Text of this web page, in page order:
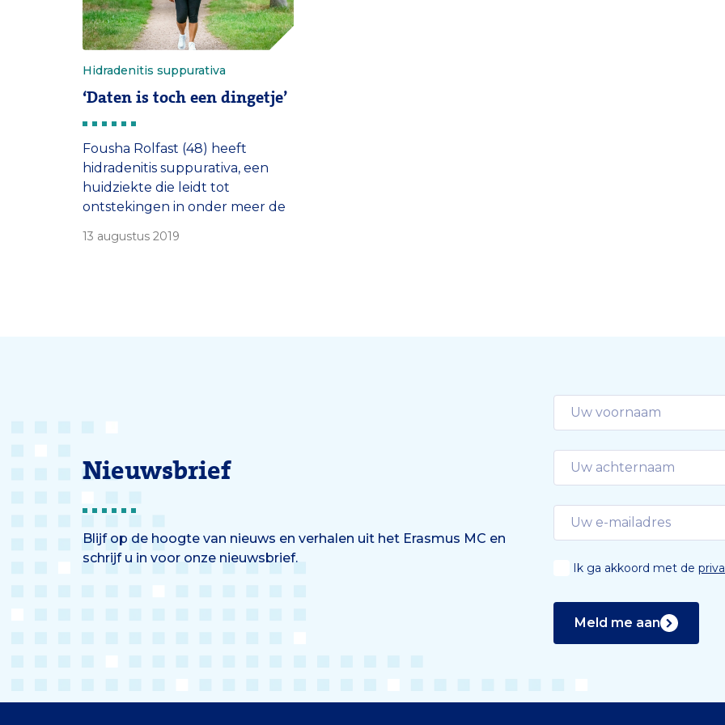
Hidradenitis suppurativa
‘Daten is toch een dingetje’
Fousha Rolfast (48) heeft
hidradenitis suppurativa, een
huidziekte die leidt tot
ontstekingen in onder meer de
13 augustus 2019
Nieuwsbrief
Blijf op de hoogte van nieuws en verhalen uit het Erasmus MC en
schrijf u in voor onze nieuwsbrief.
Ik ga akkoord met de
Meld me aan